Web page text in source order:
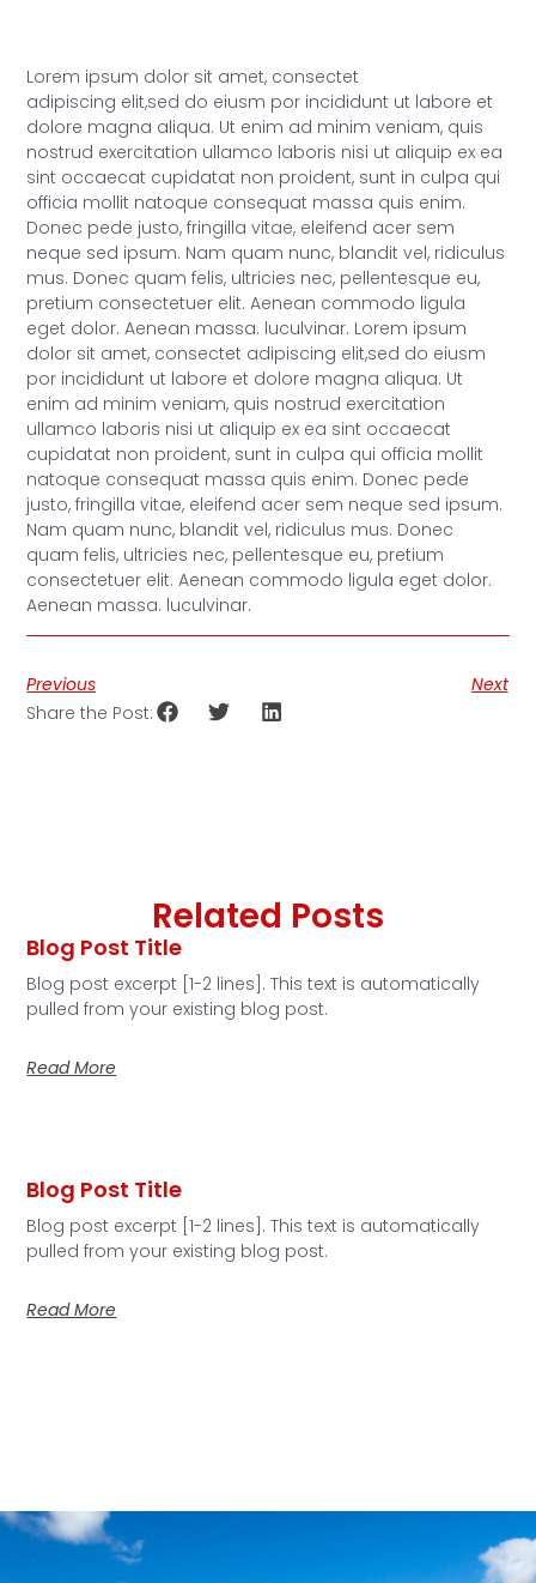
Lorem ipsum dolor sit amet, consectet
adipiscing elit,sed do eiusm por incididunt ut labore et
dolore magna aliqua. Ut enim ad minim veniam, quis
nostrud exercitation ullamco laboris nisi ut aliquip ex ea
sint occaecat cupidatat non proident, sunt in culpa qui
officia mollit natoque consequat massa quis enim.
Donec pede justo, fringilla vitae, eleifend acer sem
neque sed ipsum. Nam quam nunc, blandit vel, ridiculus
mus. Donec quam felis, ultricies nec, pellentesque eu,
pretium consectetuer elit. Aenean commodo ligula
eget dolor. Aenean massa. luculvinar. Lorem ipsum
dolor sit amet, consectet adipiscing elit,sed do eiusm
por incididunt ut labore et dolore magna aliqua. Ut
enim ad minim veniam, quis nostrud exercitation
ullamco laboris nisi ut aliquip ex ea sint occaecat
cupidatat non proident, sunt in culpa qui officia mollit
natoque consequat massa quis enim. Donec pede
justo, fringilla vitae, eleifend acer sem neque sed ipsum.
Nam quam nunc, blandit vel, ridiculus mus. Donec
quam felis, ultricies nec, pellentesque eu, pretium
consectetuer elit. Aenean commodo ligula eget dolor.
Aenean massa. luculvinar.
Previous
Next
Share the Post:
Related Posts
Blog Post Title
Blog post excerpt [1-2 lines]. This text is automatically
pulled from your existing blog post.
Read More
Blog Post Title
Blog post excerpt [1-2 lines]. This text is automatically
pulled from your existing blog post.
Read More